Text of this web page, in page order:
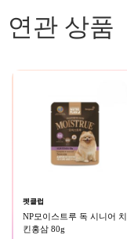
연관 상품
펫클럽
NP모이스트루 독 시니어 치
킨홍삼 80g